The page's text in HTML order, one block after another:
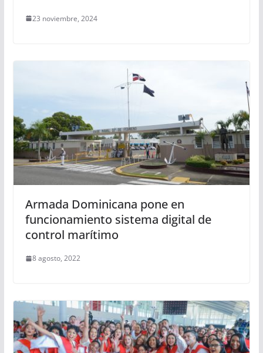
23 noviembre, 2024
Armada Dominicana pone en
funcionamiento sistema digital de
control marítimo
8 agosto, 2022